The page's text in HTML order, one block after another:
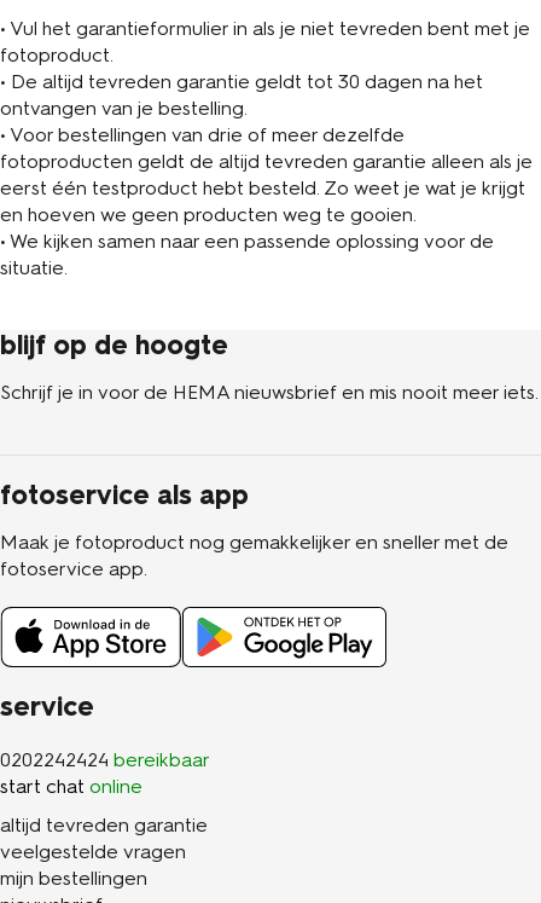
• Vul het garantieformulier in als je niet tevreden bent met je
fotoproduct.
• De altijd tevreden garantie geldt tot 30 dagen na het
ontvangen van je bestelling.
• Voor bestellingen van drie of meer dezelfde
fotoproducten geldt de altijd tevreden garantie alleen als je
eerst één testproduct hebt besteld. Zo weet je wat je krijgt
en hoeven we geen producten weg te gooien.
• We kijken samen naar een passende oplossing voor de
situatie.
service
0202242424 bereikbaar
start chat online
altijd tevreden garantie
veelgestelde vragen
mijn bestellingen
blijf op de hoogte
Schrijf je in voor de HEMA nieuwsbrief en mis nooit meer iets.
fotoservice als app
Maak je fotoproduct nog gemakkelijker en sneller met de
fotoservice app.